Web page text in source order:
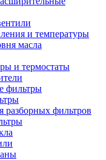
и температуры
масла
и термостаты
фильтры
разборных фильтров